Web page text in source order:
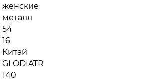
женские
металл
54
16
Китай
GLODIATR
140